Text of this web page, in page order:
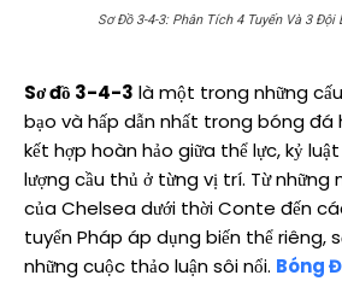
Sơ Đồ 3-4-3: Phân Tích 4 Tuyến Và 3 Đội
Sơ đồ 3-4-3 là một trong những
bạo và hấp dẫn nhất trong bóng đá
kết hợp hoàn hảo giữa thể lực, kỷ
lượng cầu thủ ở từng vị trí. Từ những
của Chelsea dưới thời Conte đến
tuyển Pháp áp dụng biến thể riêng,
những cuộc thảo luận sôi nổi. Bóng